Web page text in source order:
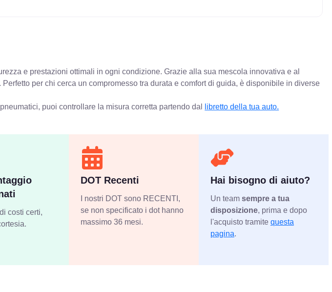
e prestazioni ottimali in ogni condizione. Grazie alla sua mescola innovativa e al
per chi cerca un compromesso tra durata e comfort di guida, è disponibile in diverse
puoi controllare la misura corretta partendo dal libretto della tua auto.
costi certi,
DOT Recenti
I nostri DOT sono RECENTI,
se non specificato i dot hanno
massimo 36 mesi.
Hai bisogno di aiuto?
Un team sempre a tua
disposizione, prima e dopo
l'acquisto tramite questa
pagina.